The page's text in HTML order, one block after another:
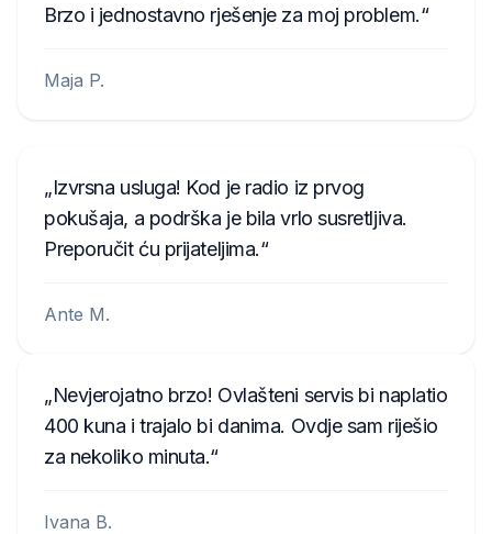
Brzo i jednostavno rješenje za moj problem.
Maja P.
Izvrsna usluga! Kod je radio iz prvog
pokušaja, a podrška je bila vrlo susretljiva.
Preporučit ću prijateljima.
Ante M.
Nevjerojatno brzo! Ovlašteni servis bi naplatio
400 kuna i trajalo bi danima. Ovdje sam riješio
za nekoliko minuta.
Ivana B.